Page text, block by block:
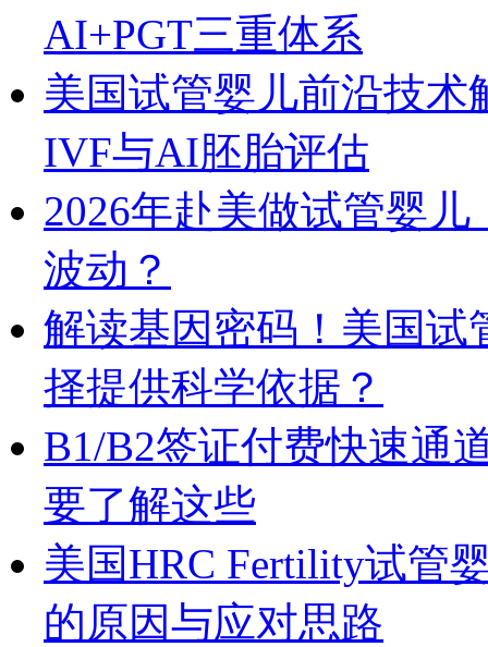
AI+PGT三重体系
美国试管婴儿前沿技
IVF与AI胚胎评估
2026年赴美做试管婴
波动？
解读基因密码！美国试
择提供科学依据？
B1/B2签证付费快速通
要了解这些
美国HRC Fertility试管
的原因与应对思路